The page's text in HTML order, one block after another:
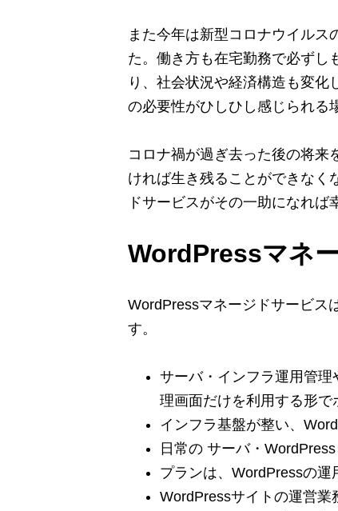
また今年は新型コロナウイルス
た。働き方も在宅勤務で必ずし
り、社会状況や経済構造も変
の必要性がひしひし感じられる
コロナ禍が過ぎ去った後の将来
ければ生き残ることができなく
ドサービスがその一助になれば
WordPressマネ
WordPressマネージドサービス
す。
サーバ・インフラ運用管
理画面だけを利用する形
インフラ基盤が整い、
日常の サーバ・
プランは、WordPressの
WordPressサイトの運営業